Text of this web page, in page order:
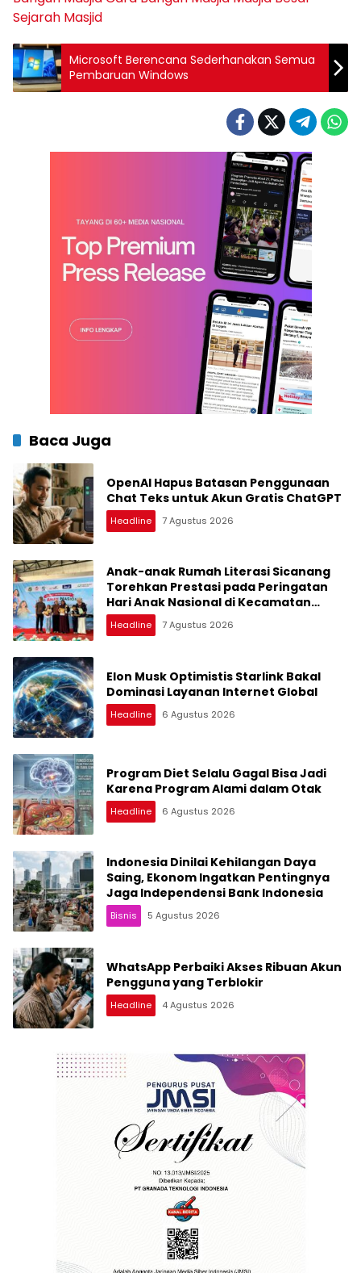
Sejarah Masjid
Microsoft Berencana Sederhanakan Semua
Pembaruan Windows
Baca Juga
OpenAI Hapus Batasan Penggunaan
Chat Teks untuk Akun Gratis ChatGPT
Headline 7 Agustus 2026
Anak-anak Rumah Literasi Sicanang
Torehkan Prestasi pada Peringatan
Hari Anak Nasional di Kecamatan
Medan Belawan
Headline 7 Agustus 2026
Elon Musk Optimistis Starlink Bakal
Dominasi Layanan Internet Global
Headline 6 Agustus 2026
Program Diet Selalu Gagal Bisa Jadi
Karena Program Alami dalam Otak
Headline 6 Agustus 2026
Indonesia Dinilai Kehilangan Daya
Saing, Ekonom Ingatkan Pentingnya
Jaga Independensi Bank Indonesia
Bisnis 5 Agustus 2026
WhatsApp Perbaiki Akses Ribuan Akun
Pengguna yang Terblokir
Headline 4 Agustus 2026